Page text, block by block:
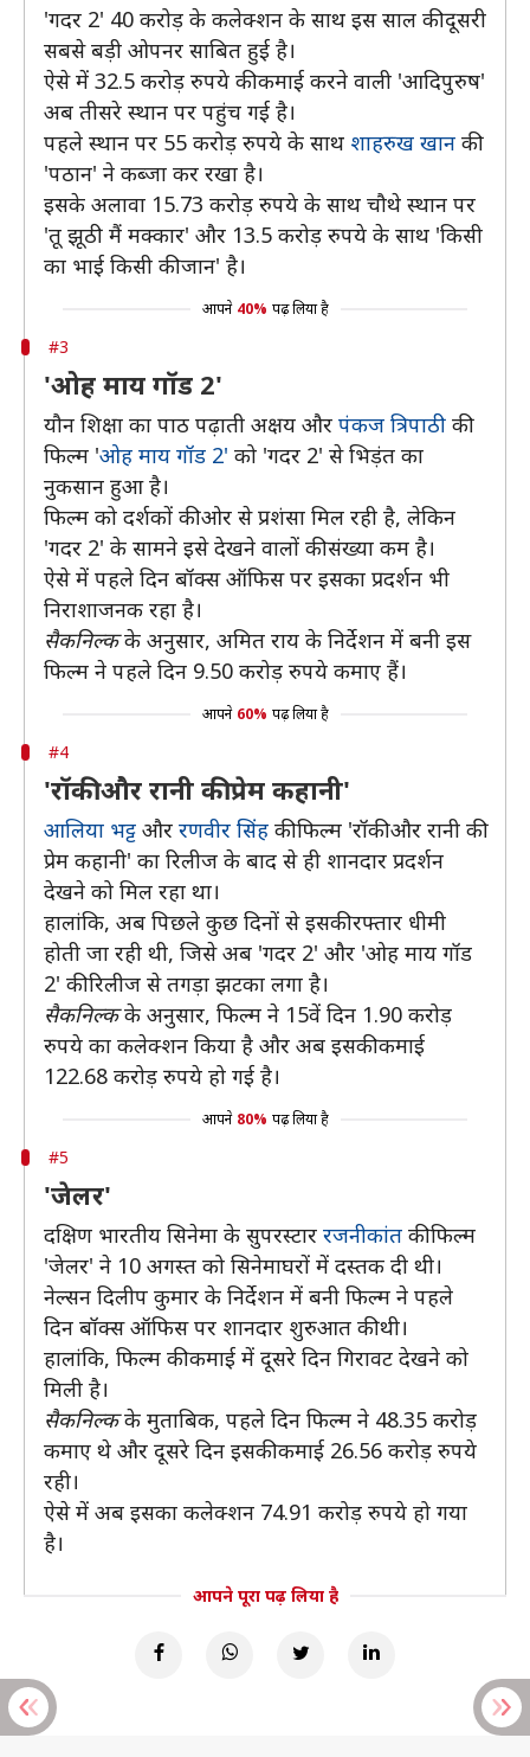
'गदर 2' 40 करोड़ के कलेक्शन के साथ इस साल की दूसरी
सबसे बड़ी ओपनर साबित हुई है।
ऐसे में 32.5 करोड़ रुपये की कमाई करने वाली 'आदिपुरुष'
अब तीसरे स्थान पर पहुंच गई है।
पहले स्थान पर 55 करोड़ रुपये के साथ शाहरुख खान की
'पठान' ने कब्जा कर रखा है।
इसके अलावा 15.73 करोड़ रुपये के साथ चौथे स्थान पर
'तू झूठी मैं मक्कार' और 13.5 करोड़ रुपये के साथ 'किसी
का भाई किसी की जान' है।
आपने 40% पढ़ लिया है
#3
'ओह माय गॉड 2'
यौन शिक्षा का पाठ पढ़ाती अक्षय और पंकज त्रिपाठी की
फिल्म 'ओह माय गॉड 2' को 'गदर 2' से भिड़ंत का
नुकसान हुआ है।
फिल्म को दर्शकों की ओर से प्रशंसा मिल रही है, लेकिन
'गदर 2' के सामने इसे देखने वालों की संख्या कम है।
ऐसे में पहले दिन बॉक्स ऑफिस पर इसका प्रदर्शन भी
निराशाजनक रहा है।
सैकनिल्कके अनुसार, अमित राय के निर्देशन में बनी इस
फिल्म ने पहले दिन 9.50 करोड़ रुपये कमाए हैं।
आपने 60% पढ़ लिया है
#4
'रॉकी और रानी की प्रेम कहानी'
आलिया भट्ट और रणवीर सिंह की फिल्म 'रॉकी और रानी की
प्रेम कहानी' का रिलीज के बाद से ही शानदार प्रदर्शन
देखने को मिल रहा था।
हालांकि, अब पिछले कुछ दिनों से इसकी रफ्तार धीमी
होती जा रही थी, जिसे अब 'गदर 2' और 'ओह माय गॉड
2' की रिलीज से तगड़ा झटका लगा है।
सैकनिल्कके अनुसार, फिल्म ने 15वें दिन 1.90 करोड़
रुपये का कलेक्शन किया है और अब इसकी कमाई
122.68 करोड़ रुपये हो गई है।
आपने 80% पढ़ लिया है
#5
'जेलर'
दक्षिण भारतीय सिनेमा के सुपरस्टार रजनीकांत की फिल्म
'जेलर' ने 10 अगस्त को सिनेमाघरों में दस्तक दी थी।
नेल्सन दिलीप कुमार के निर्देशन में बनी फिल्म ने पहले
दिन बॉक्स ऑफिस पर शानदार शुरुआत की थी।
हालांकि, फिल्म की कमाई में दूसरे दिन गिरावट देखने को
मिली है।
सैकनिल्कके मुताबिक, पहले दिन फिल्म ने 48.35 करोड़
कमाए थे और दूसरे दिन इसकी कमाई 26.56 करोड़ रुपये
रही।
ऐसे में अब इसका कलेक्शन 74.91 करोड़ रुपये हो गया
है।
आपने पूरा पढ़ लिया है